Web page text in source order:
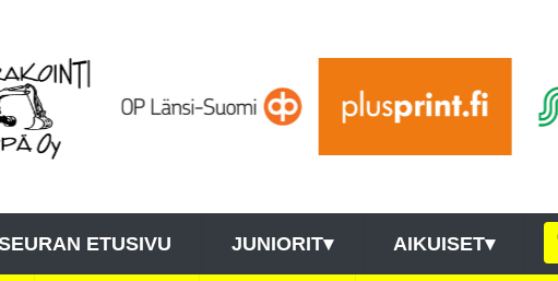
ETUSIVU JUNIORIT▾ AIKUISET▾